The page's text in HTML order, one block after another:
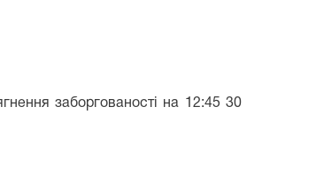
заборгованості на 12:45 30